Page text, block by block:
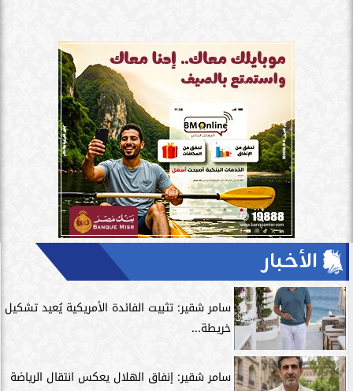
الأخبار
سامر شقير: تثبيت الفائدة الأمريكية يُعيد تشكيل
خريطة...
سامر شقير: إنفاق الهلال يعكس انتقال الرياضة